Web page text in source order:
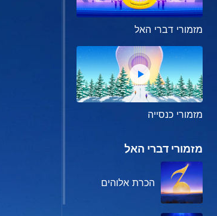
מזמורי דברי האל
מזמורי כנסייה
מזמורי דברי האל
הכרת אלוהים